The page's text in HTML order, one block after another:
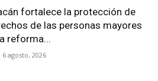
fortalece la protección de
de las personas mayores
reforma...
6 agosto, 2026